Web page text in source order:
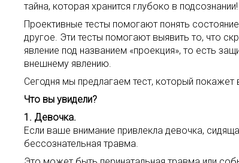
тайна, которая хранится глубоко в
Проективные тесты помогают понять
другое. Эти тесты помогают выявить то, что
явление под названием «проекция», то есть
внешнему явлению.
Сегодня мы предлагаем тест, который
Что вы увидели?
1. Девочка.
Если ваше внимание привлекла девочка,
бессознательная травма.